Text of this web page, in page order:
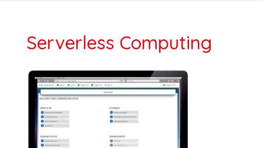
Serverless Computing